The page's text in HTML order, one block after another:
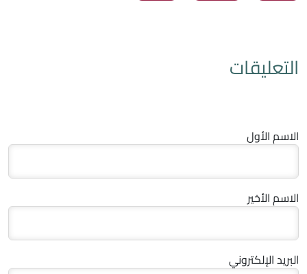
التعليقات
الاسم الأول
الاسم الأخير
البريد الإلكتروني